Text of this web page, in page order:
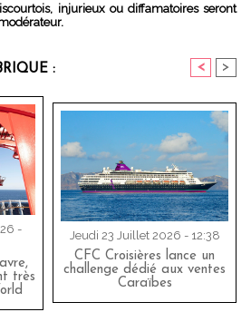
injurieux ou diffamatoires seront
: < >
-
très
Jeudi 23 Juillet 2026 - 12:38
CFC Croisières lance un
challenge dédié aux ventes
Caraïbes